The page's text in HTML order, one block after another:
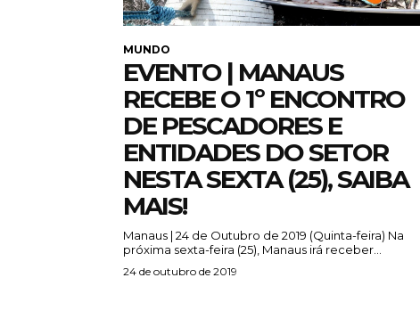
MUNDO
EVENTO | MANAUS
RECEBE O 1º ENCONTRO
DE PESCADORES E
ENTIDADES DO SETOR
NESTA SEXTA (25), SAIBA
MAIS!
Manaus | 24 de Outubro de 2019 (Quinta-feira) Na
próxima sexta-feira (25), Manaus irá receber...
24 de outubro de 2019